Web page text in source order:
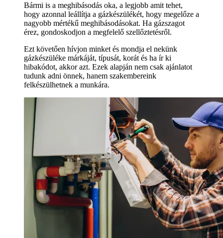
Bármi is a meghibásodás oka, a legjobb amit tehet,
hogy azonnal leállítja a gázkészülékét, hogy megelőze a
nagyobb mértékű meghibásodásokat. Ha gázszagot
érez, gondoskodjon a megfelelő szellőztetésről.
Ezt követően hívjon minket és mondja el nekünk
gázkészüléke márkáját, típusát, korát és ha ír ki
hibakódot, akkor azt. Ezek alapján nem csak ajánlatot
tudunk adni önnek, hanem szakembereink
felkészülhetnek a munkára.